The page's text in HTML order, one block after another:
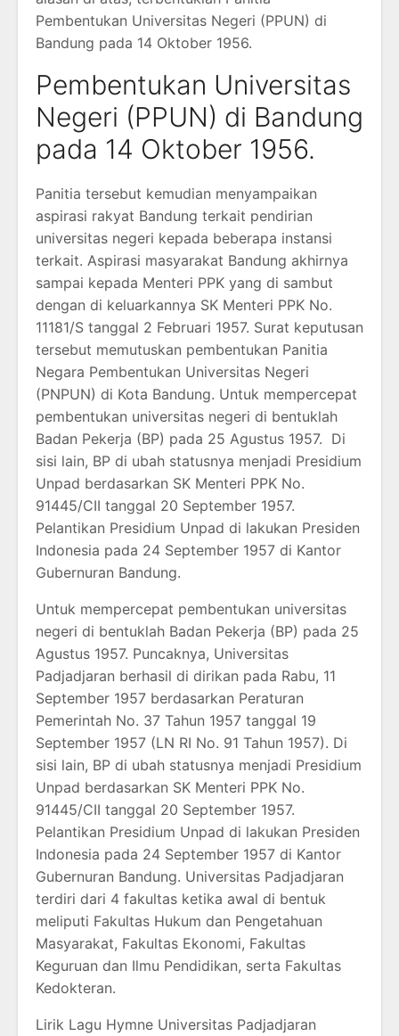
Pembentukan Universitas Negeri (PPUN) di
Bandung pada 14 Oktober 1956.
Pembentukan Universitas
Negeri (PPUN) di Bandung
pada 14 Oktober 1956.
Panitia tersebut kemudian menyampaikan
aspirasi rakyat Bandung terkait pendirian
universitas negeri kepada beberapa instansi
terkait. Aspirasi masyarakat Bandung akhirnya
sampai kepada Menteri PPK yang di sambut
dengan di keluarkannya SK Menteri PPK No.
11181/S tanggal 2 Februari 1957. Surat keputusan
tersebut memutuskan pembentukan Panitia
Negara Pembentukan Universitas Negeri
(PNPUN) di Kota Bandung. Untuk mempercepat
pembentukan universitas negeri di bentuklah
Badan Pekerja (BP) pada 25 Agustus 1957. Di
sisi lain, BP di ubah statusnya menjadi Presidium
Unpad berdasarkan SK Menteri PPK No.
91445/CII tanggal 20 September 1957.
Pelantikan Presidium Unpad di lakukan Presiden
Indonesia pada 24 September 1957 di Kantor
Gubernuran Bandung.
Untuk mempercepat pembentukan universitas
negeri di bentuklah Badan Pekerja (BP) pada 25
Agustus 1957. Puncaknya, Universitas
Padjadjaran berhasil di dirikan pada Rabu, 11
September 1957 berdasarkan Peraturan
Pemerintah No. 37 Tahun 1957 tanggal 19
September 1957 (LN RI No. 91 Tahun 1957). Di
sisi lain, BP di ubah statusnya menjadi Presidium
Unpad berdasarkan SK Menteri PPK No.
91445/CII tanggal 20 September 1957.
Pelantikan Presidium Unpad di lakukan Presiden
Indonesia pada 24 September 1957 di Kantor
Gubernuran Bandung. Universitas Padjadjaran
terdiri dari 4 fakultas ketika awal di bentuk
meliputi Fakultas Hukum dan Pengetahuan
Masyarakat, Fakultas Ekonomi, Fakultas
Keguruan dan Ilmu Pendidikan, serta Fakultas
Kedokteran.
Lirik Lagu Hymne Universitas Padjadjaran